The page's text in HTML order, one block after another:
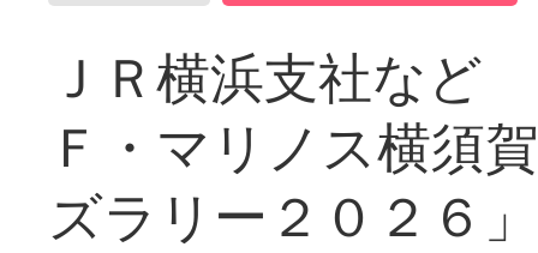
ＪＲ横浜支社など
Ｆ・マリノス横須
ズラリー２０２６」